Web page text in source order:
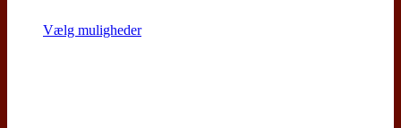
Vælg mulighederDette